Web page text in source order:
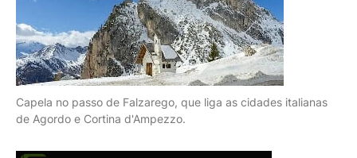
Capela no passo de Falzarego, que liga as cidades italianas
de Agordo e Cortina d'Ampezzo.